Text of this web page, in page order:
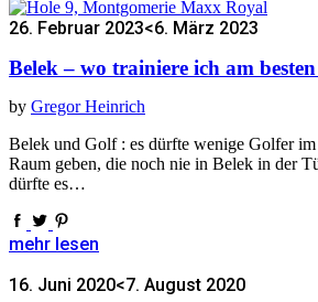
26. Februar 2023<6. März 2023
Belek – wo trainiere ich am
by Gregor Heinrich
Belek und Golf : es dürfte wenige Golfer im
Raum geben, die noch nie in Belek in der
dürfte es…
mehr lesen
16. Juni 2020<7. August 2020